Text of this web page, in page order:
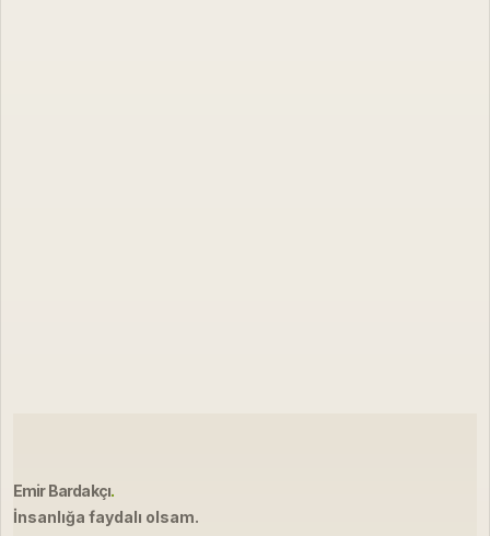
Emir Bardakçı.
İnsanlığa faydalı olsam.